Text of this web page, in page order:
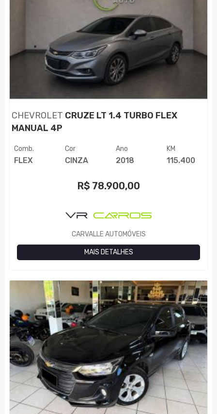
CHEVROLET CRUZE LT 1.4 TURBO FLEX
MANUAL 4P
Comb.
FLEX
Cor
CINZA
Ano
2018
KM
115.400
R$ 78.900,00
CARVALLE AUTOMÓVEIS
MAIS DETALHES